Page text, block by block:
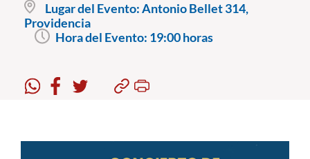
Admisión
Pregrado
Lugar del Evento:Antonio Bellet 314,
Providencia
Hora del Evento: 19:00 horas